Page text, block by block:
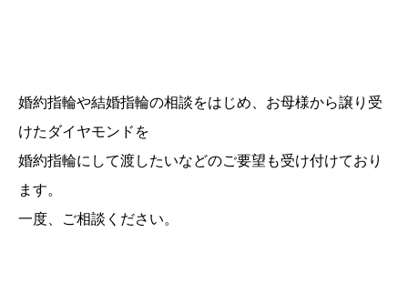
婚約指輪や結婚指輪の相談をはじめ、お母様から譲り受
けたダイヤモンドを
婚約指輪にして渡したいなどのご要望も受け付けており
ます。
一度、ご相談ください。